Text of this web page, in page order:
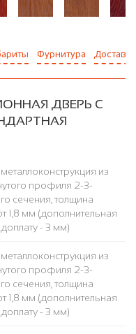
Фурнитура Доставка
ДВЕРЬ С
из
профиля 2-3-
сечения, толщина
1,8 мм (дополнительная
- 3 мм)
из
профиля 2-3-
сечения, толщина
1,8 мм (дополнительная
- 3 мм)